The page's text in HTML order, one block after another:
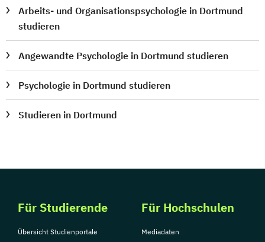
Arbeits- und Organisationspsychologie in Dortmund
studieren
Angewandte Psychologie in Dortmund studieren
Psychologie in Dortmund studieren
Studieren in Dortmund
Für Studierende
Übersicht Studienportale
Für Hochschulen
Mediadaten